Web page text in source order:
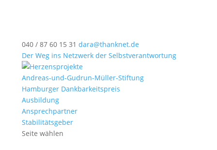
040 / 87 60 15 31 dara@thanknet.de
Der Weg ins Netzwerk der Selbstverantwortung
Andreas-und-Gudrun-Müller-Stiftung
Hamburger Dankbarkeitspreis
Ausbildung
Ansprechpartner
Stabilitätsgeber
Seite wählen